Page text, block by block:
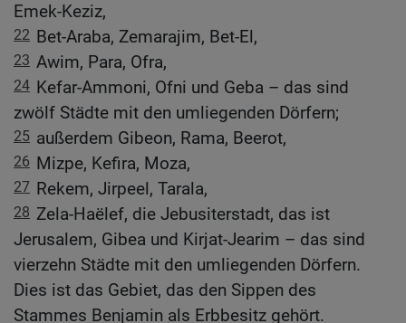
Emek-Keziz,
22 Bet-Araba, Zemarajim, Bet-El,
23 Awim, Para, Ofra,
24 Kefar-Ammoni, Ofni und Geba – das sind
zwölf Städte mit den umliegenden Dörfern;
25 außerdem Gibeon, Rama, Beerot,
26 Mizpe, Kefira, Moza,
27 Rekem, Jirpeel, Tarala,
28 Zela-Haëlef, die Jebusiterstadt, das ist
Jerusalem, Gibea und Kirjat-Jearim – das sind
vierzehn Städte mit den umliegenden Dörfern.
Dies ist das Gebiet, das den Sippen des
Stammes Benjamin als Erbbesitz gehört.